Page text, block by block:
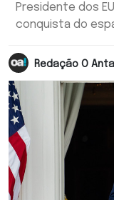
Presidente dos
conquista do
Redação O